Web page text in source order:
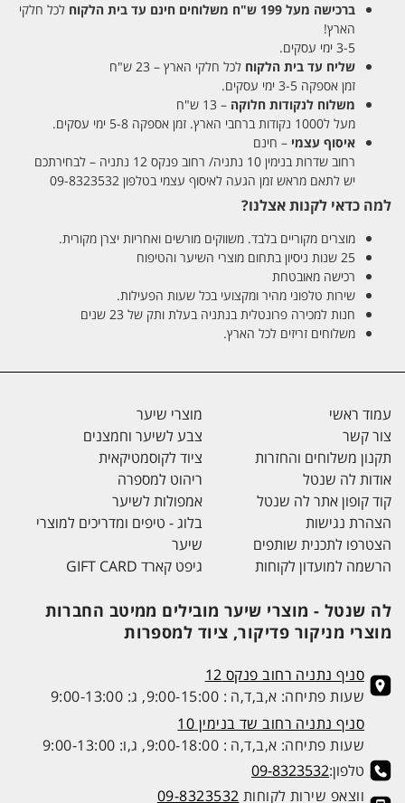
ברכישה מעל 199 ש"ח משלוחים חינם עד בית הלקוח לכל חלקי
הארץ!
3-5 ימי עסקים.
שליח עד בית הלקוח לכל חלקי הארץ – 23 ש"ח
זמן אספקה 3-5 ימי עסקים.
משלוח לנקודות חלוקה – 13 ש"ח
מעל ל1000 נקודות ברחבי הארץ. זמן אספקה 5-8 ימי עסקים.
איסוף עצמי – חינם
רחוב שדרות בנימין 10 נתניה/ רחוב פנקס 12 נתניה – לבחירתכם
יש לתאם מראש זמן הגעה לאיסוף עצמי בטלפון 09-8323532
למה כדאי לקנות אצלנו?
מוצרים מקוריים בלבד. משווקים מורשים ואחריות יצרן מקורית.
25 שנות ניסיון בתחום מוצרי השיער והטיפוח
רכישה מאובטחת
שירות טלפוני מהיר ומקצועי בכל שעות הפעילות.
חנות למכירה פרונטלית בנתניה בעלת ותק של 23 שנים
משלוחים זריזים לכל הארץ.
עמוד ראשי
צור קשר
תקנון משלוחים והחזרות
אודות לה שנטל
קוד קופון אתר לה שנטל
הצהרת נגישות
הצטרפו לתכנית שותפים
הרשמה למועדון לקוחות
מוצרי שיער
צבע לשיער וחמצנים
ציוד לקוסמטיקאית
ריהוט למספרה
אמפולות לשיער
בלוג - טיפים ומדריכים למוצרי
שיער
גיפט קארד GIFT CARD
לה שנטל - מוצרי שיער מובילים ממיטב החברות
מוצרי מניקור פדיקור, ציוד למספרות
סניף נתניה רחוב פנקס 12
שעות פתיחה: א,ב,ד,ה : 9:00-15:00, ג: 9:00-13:00
סניף נתניה רחוב שד בנימין 10
שעות פתיחה: א,ב,ד,ה : 9:00-18:00, ג,ו: 9:00-13:00
טלפון:09-8323532
ווצאפ שירות לקוחות 09-8323532